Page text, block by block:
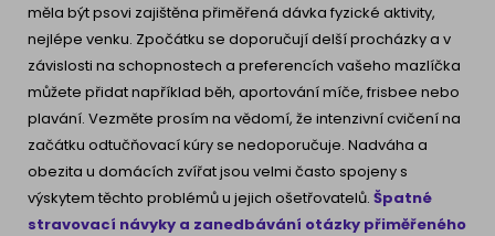
měla být psovi zajištěna přiměřená dávka fyzické aktivity,
nejlépe venku. Zpočátku se doporučují delší procházky a v
závislosti na schopnostech a preferencích vašeho mazlíčka
můžete přidat například běh, aportování míče, frisbee nebo
plavání. Vezměte prosím na vědomí, že intenzivní cvičení na
začátku odtučňovací kúry se nedoporučuje. Nadváha a
obezita u domácích zvířat jsou velmi často spojeny s
výskytem těchto problémů u jejich ošetřovatelů. Špatné
stravovací návyky a zanedbávání otázky přiměřeného